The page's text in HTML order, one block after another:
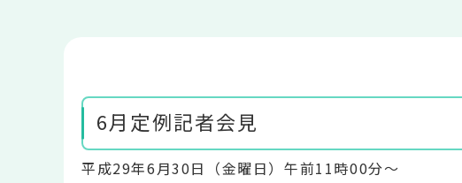
6月定例記者会見
平成29年6月30日（金曜日）午前11時00分～